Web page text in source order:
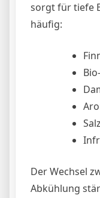
sorgt für tiefe
häufig:
Der Wechsel
Abkühlung